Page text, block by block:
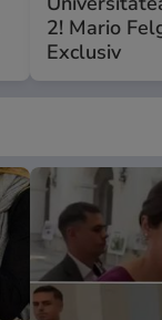
2! Mario
Exclusiv